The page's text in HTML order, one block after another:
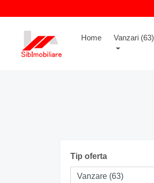
Home(current)
Vanzari (63)
Tip oferta